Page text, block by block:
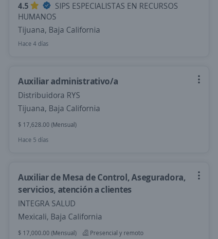
4.5
SIPS ESPECIALISTAS EN RECURSOS
HUMANOS
Tijuana, Baja California
Hace 4 días
Auxiliar administrativo/a
Distribuidora RYS
Tijuana, Baja California
$ 17,628.00 (Mensual)
Hace 5 días
Auxiliar de Mesa de Control, Aseguradora,
servicios, atención a clientes
INTEGRA SALUD
Mexicali, Baja California
$ 17,000.00 (Mensual)
Presencial y remoto